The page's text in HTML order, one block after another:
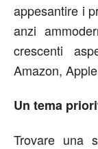
appesantire i
anzi
crescenti
Amazon,
Un tema
Trovare una